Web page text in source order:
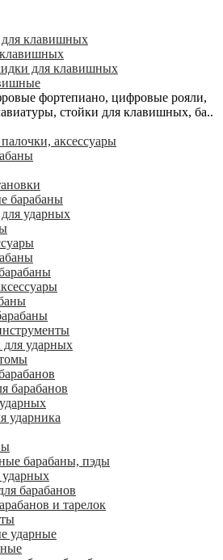
клавишных
для клавишных
фортепиано, цифровые рояли,
стойки для клавишных, ба..
аксессуары
барабаны
ударных
ударных
барабанов
ударника
барабаны, пэды
барабанов
и тарелок
ударные